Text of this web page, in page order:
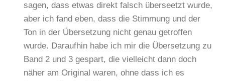
sagen, dass etwas direkt falsch überseetzt wurde,
aber ich fand eben, dass die Stimmung und der
Ton in der Übersetzung nicht genau getroffen
wurde. Daraufhin habe ich mir die Übersetzung zu
Band 2 und 3 gespart, die vielleicht dann doch
näher am Original waren, ohne dass ich es